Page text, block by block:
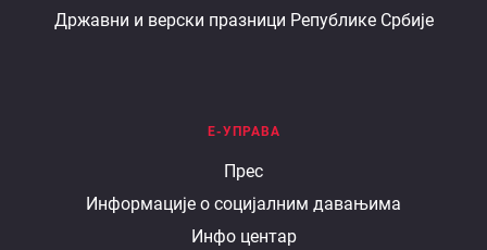
Државни и верски празници Републике Србије
Е-УПРАВА
Прес
Информације о социјалним давањима
Инфо центар